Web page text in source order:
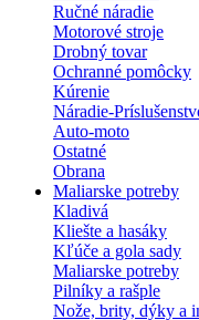
Ručné náradie
Motorové stroje
Drobný tovar
Ochranné pomôcky
Kúrenie
Náradie-
Auto-moto
Ostatné
Obrana
Maliarske potreby
Kladivá
Kliešte a hasáky
Kľúče a gola sady
Maliarske potreby
Pilníky a rašple
Nože, brity, dýky a